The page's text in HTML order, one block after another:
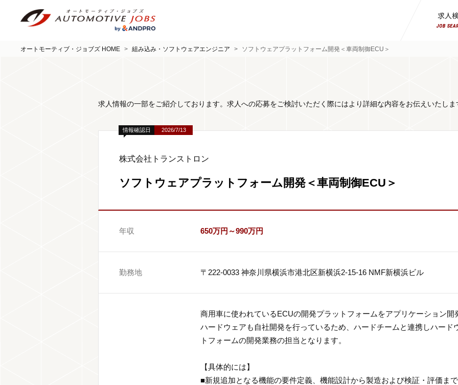
オートモーティブ・ジョブズ HOME > 組み込み・ソフトウェアエンジニア > ソフトウェアプラットフォーム開発＜車両制御ECU＞
求人情報の一部をご紹介しております。求人への応募をご検討いただく際にはより詳細な内容をお伝えいたしま
情報確認日 2026/7/13
株式会社トランストロン
ソフトウェアプラットフォーム開発＜車両制御ECU＞
年収 650万円～990万円
勤務地 〒222-0033 神奈川県横浜市港北区新横浜2-15-16 NMF新横浜ビル
商用車に使われているECUの開発プラットフォームをアプリケーション開
ハードウェアも自社開発を行っているため、ハードチームと連携しハード
トフォームの開発業務の担当となります。
【具体的には】
■新規追加となる機能の要件定義、機能設計から製造および検証・評価ま